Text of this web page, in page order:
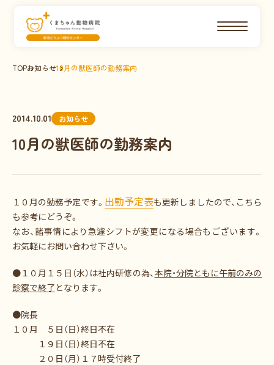
TOPお知らせ10月の獣医師の勤務案内
2014.10.01 お知らせ
10月の獣医師の勤務案内
１０月の勤務予定です。 出勤予定表も更新しましたので、こちら
も参考にどうぞ。
なお、諸事情により急遽シフトが変更になる場合もございます。
お気軽にお問い合わせ下さい。
●１０月１５日（水）は社内研修の為、本院・分院ともに午前のみの
診察で終了となります。
●院長
１０月 ５日（日）終日不在
１９日（日）終日不在
２０日（月）１７時受付終了